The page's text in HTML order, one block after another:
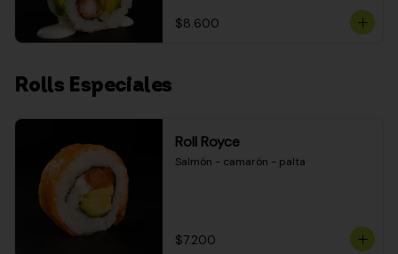
$8.600
Rolls Especiales
Roll Royce
Salmón - camarón - palta
$7.200